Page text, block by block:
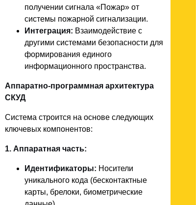
получении сигнала «Пожар» от
системы пожарной сигнализации.
Интеграция: Взаимодействие с
другими системами безопасности для
формирования единого
информационного пространства.
Аппаратно-программная архитектура
СКУД
Система строится на основе следующих
ключевых компонентов:
1. Аппаратная часть:
Идентификаторы: Носители
уникального кода (бесконтактные
карты, брелоки, биометрические